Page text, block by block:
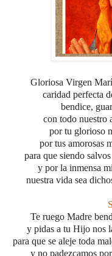
Gloriosa Virgen
caridad perfecta
bendice,
con todo nuestro
por tu glorioso
por tus amorosas
para que siendo
y por la inmensa
nuestra vida sea
Te ruego Madre
y pidas a tu Hijo nos
para que se aleje toda
y no padezcamos